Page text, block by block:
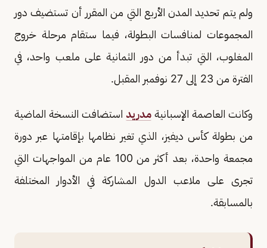
ولم يتم تحديد المدن الأربع التي من المقرر أن تستضيف دور
المجموعات لمنافسات البطولة، فيما ستقام مرحلة خروج
المغلوب، التي تبدأ من دور الثمانية على ملعب واحد، في
الفترة من 23 إلى 27 نوفمبر المقبل.
وكانت العاصمة الإسبانية مدريد استضافت النسخة الماضية
من بطولة كأس ديفيز، الذي تغير نظامها بإقامتها عبر دورة
مجمعة واحدة، بعد أكثر من 100 عام من المواجهات التي
تجرى على ملاعب الدول المشاركة في الأدوار المختلفة
بالمسابقة.